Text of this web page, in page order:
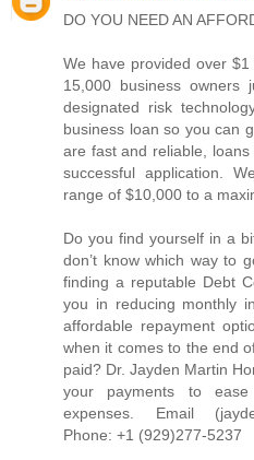
DO YOU NEED AN
We have provided over
15,000 business
designated risk
business loan so you can
are fast and reliable,
successful application.
range of $10,000 to a
Do you find yourself in a
don’t know which way to
finding a reputable Debt
you in reducing monthly
affordable repayment
when it comes to the end
paid? Dr. Jayden Martin
your payments to
expenses. Email
Phone: +1 (929)277-5237